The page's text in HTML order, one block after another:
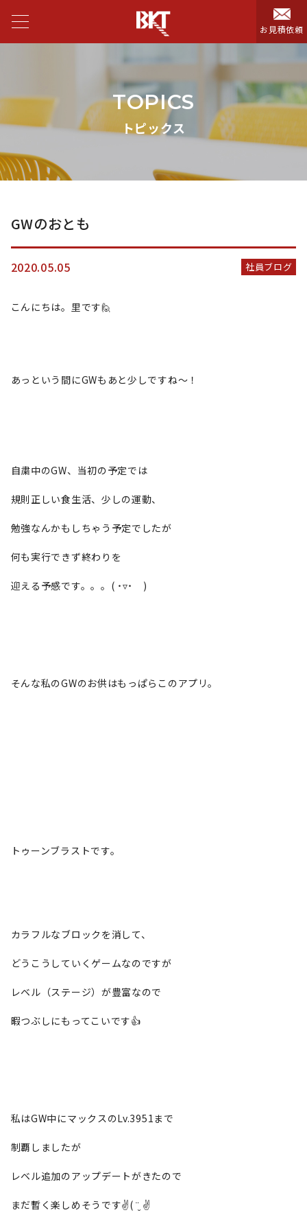
お見積依頼
TOPICS
トピックス
GWのおとも
2020.05.05 社員ブログ
こんにちは。里です🙋
あっという間にGWもあと少しですね〜！
自粛中のGW、当初の予定では
規則正しい食生活、少しの運動、
勉強なんかもしちゃう予定でしたが
何も実行できず終わりを
迎える予感です。。。( ˙▿˙ )
そんな私のGWのお供はもっぱらこのアプリ。
トゥーンブラストです。
カラフルなブロックを消して、
どうこうしていくゲームなのですが
レベル（ステージ）が豊富なので
暇つぶしにもってこいです👍
私はGW中にマックスのLv.3951まで
制覇しましたが
レベル追加のアップデートがきたので
まだ暫く楽しめそうです✌️( ¨̮ ✌️